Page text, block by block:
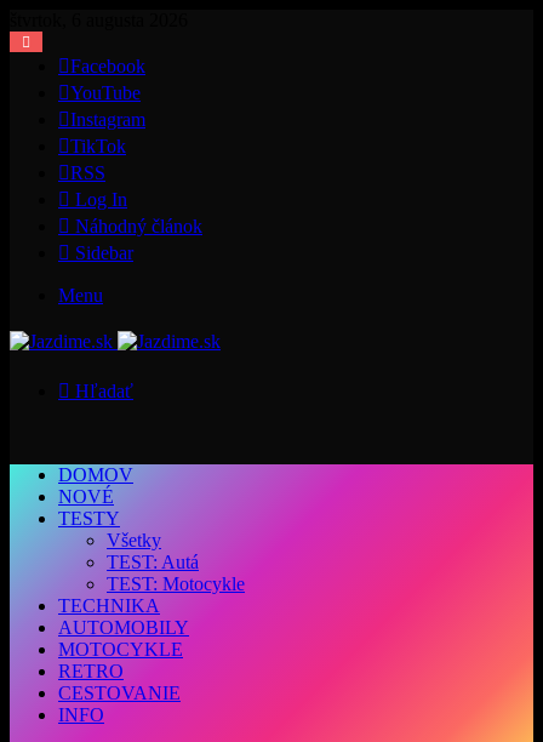
Facebook
YouTube
Instagram
TikTok
RSS
Log In
Náhodný článok
Sidebar
Menu
Hľadať
DOMOV
NOVÉ
TESTY
Všetky
TEST: Autá
TEST: Motocykle
TECHNIKA
AUTOMOBILY
MOTOCYKLE
RETRO
CESTOVANIE
INFO